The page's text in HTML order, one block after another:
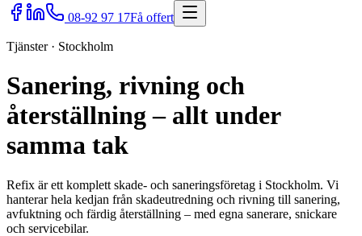
08-92 97 17Få offert
Tjänster · Stockholm
Sanering, rivning och
återställning – allt under
samma tak
Refix är ett komplett skade- och saneringsföretag i Stockholm. Vi
hanterar hela kedjan från skadeutredning och rivning till sanering,
avfuktning och färdig återställning – med egna sanerare, snickare
och servicebilar.